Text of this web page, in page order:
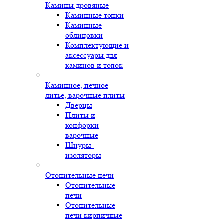
Камины дровяные
Каминные топки
Каминные
облицовки
Комплектующие и
аксессуары для
каминов и топок
Каминное, печное
литье, варочные плиты
Дверцы
Плиты и
конфорки
варочные
Шнуры-
изоляторы
Отопительные печи
Отопительные
печи
Отопительные
печи кирпичные